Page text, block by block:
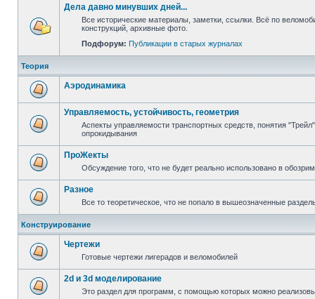
Дела давно минувших дней...
Все исторические материалы, заметки, ссылки. Всё по
конструкций, архивные фото.
Подфорум: Публикации в старых журналах
Теория
Аэродинамика
Управляемость, устойчивость, геометрия
Аспекты управляемости транспортных средств, понятия
опрокидывания
ПроЖекты
Обсуждение того, что не будет реально использовано в
Разное
Все то теоретическое, что не попало в вышеозначенные
Конструирование
Чертежи
Готовые чертежи лигерадов и веломобилей
2d и 3d моделирование
Это раздел для программ, с помощью которых можно